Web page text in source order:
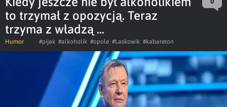
to trzymał z opozycją. Teraz
trzyma z władzą ...
Humor #pijak #alkoholik #opole #Laskowik #kabareton